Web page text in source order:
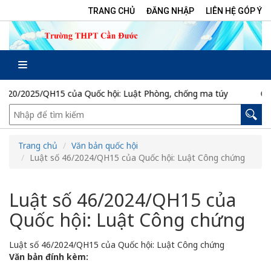
TRANG CHỦ ĐĂNG NHẬP LIÊN HỆ GÓP Ý
2025/QH15 của Quốc hội: Luật Phòng, chống ma túy CTr/
Trang chủ
Văn bản quốc hội
Luật số 46/2024/QH15 của Quốc hội: Luật Công chứng
Luật số 46/2024/QH15 của
Quốc hội: Luật Công chứng
Luật số 46/2024/QH15 của Quốc hội: Luật Công chứng
Văn bản đính kèm: